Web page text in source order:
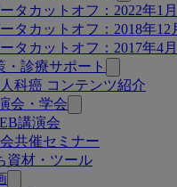
タカットオフ：2022年1月
タカットオフ：2018年12
タカットオフ：2017年4月
・診療サポート
科癌 コンテンツ紹介
会・学会
講演会
共催セミナー
資材・ツール